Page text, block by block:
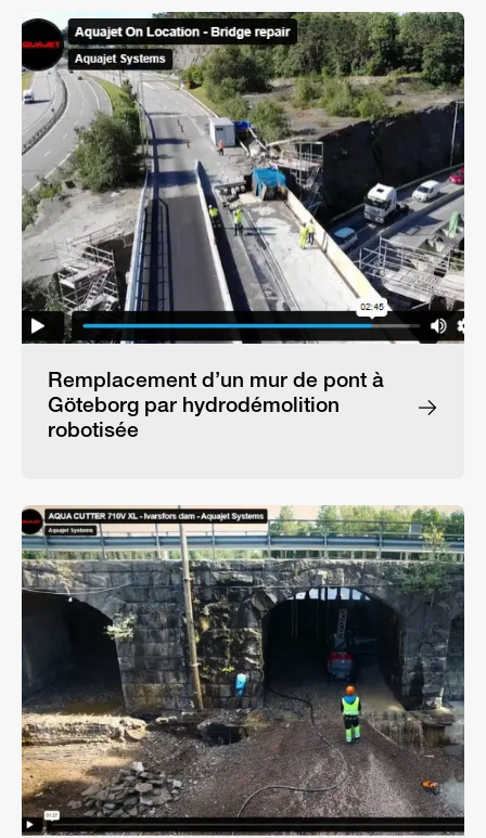
Remplacement d’un mur de pont à
Göteborg par hydrodémolition
robotisée